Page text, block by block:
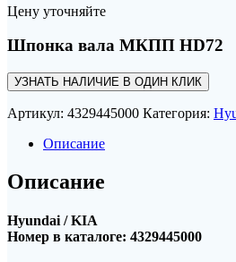
Цену уточняйте
Шпонка вала МКПП HD72
УЗНАТЬ НАЛИЧИЕ В ОДИН КЛИК
Артикул: 4329445000 Категория:
Описание
Описание
Hyundai / KIA
Номер в каталоге: 4329445000